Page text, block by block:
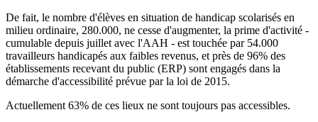
De fait, le nombre d'élèves en situation de handicap scolarisés en
milieu ordinaire, 280.000, ne cesse d'augmenter, la prime d'activité -
cumulable depuis juillet avec l'AAH - est touchée par 54.000
travailleurs handicapés aux faibles revenus, et près de 96% des
établissements recevant du public (ERP) sont engagés dans la
démarche d'accessibilité prévue par la loi de 2015.
Actuellement 63% de ces lieux ne sont toujours pas accessibles.